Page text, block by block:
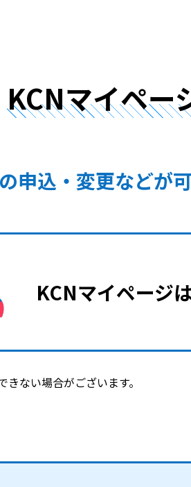
KCNマイペー
申込・変更などが可
KCNマイページ
ない場合がございます。